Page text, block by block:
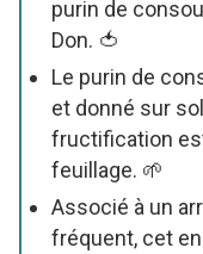
purin de
Don. 🍅
Le purin de
et donné sur
fructification
feuillage. 🌱
Associé à un
fréquent, cet